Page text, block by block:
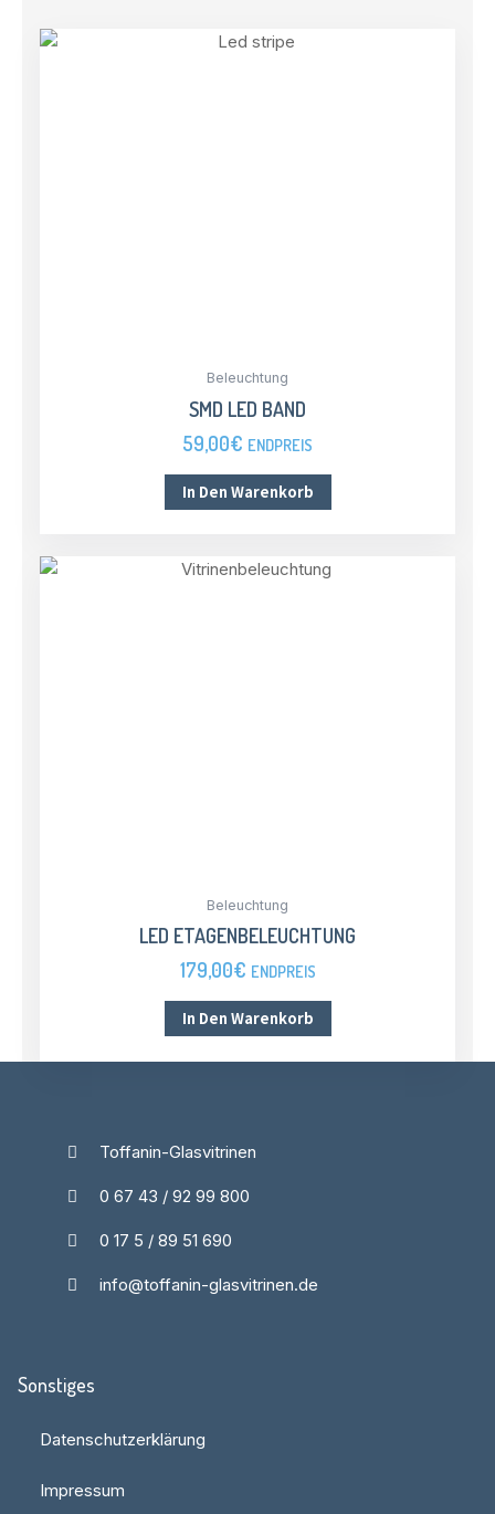
Beleuchtung
SMD LED BAND
59,00€ ENDPREIS
In Den Warenkorb
Beleuchtung
LED ETAGENBELEUCHTUNG
179,00€ ENDPREIS
In Den Warenkorb
Toffanin-Glasvitrinen
0 67 43 / 92 99 800
0 17 5 / 89 51 690
info@toffanin-glasvitrinen.de
Sonstiges
Datenschutzerklärung
Impressum